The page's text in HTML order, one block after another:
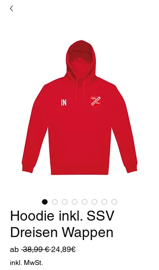
Hoodie inkl. SSV
Dreisen Wappen
ab 38,99 € Standardpreis
24,89€Sale-
inkl. MwSt.